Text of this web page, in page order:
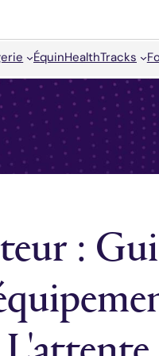
ÉquinHealthTracks
: